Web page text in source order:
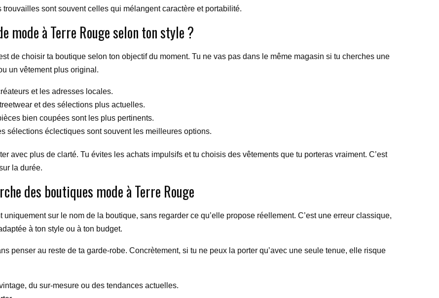
sont souvent celles qui mélangent caractère et portabilité.
mode à Terre Rouge selon ton style ?
de choisir ta boutique selon ton objectif du moment. Tu ne vas pas dans le même magasin si tu cherches une
un vêtement plus original.
et les adresses locales.
et des sélections plus actuelles.
bien coupées sont les plus pertinents.
sélections éclectiques sont souvent les meilleures options.
avec plus de clarté. Tu évites les achats impulsifs et tu choisis des vêtements que tu porteras vraiment. C’est
la durée.
des boutiques mode à Terre Rouge
sur le nom de la boutique, sans regarder ce qu’elle propose réellement. C’est une erreur classique,
à ton style ou à ton budget.
penser au reste de ta garde-robe. Concrètement, si tu ne peux la porter qu’avec une seule tenue, elle risque
du sur-mesure ou des tendances actuelles.